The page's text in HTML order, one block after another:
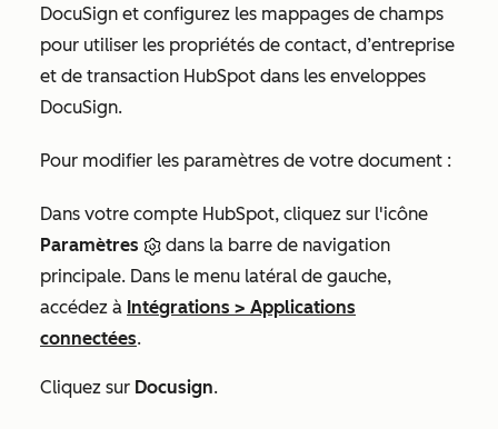
DocuSign et configurez les mappages de champs
pour utiliser les propriétés de contact, d’entreprise
et de transaction HubSpot dans les enveloppes
DocuSign.
Pour modifier les paramètres de votre document :
Dans votre compte HubSpot, cliquez sur l'icône
Paramètres
dans la barre de navigation
principale. Dans le menu latéral de gauche,
accédez à Intégrations > Applications
connectées.
Cliquez sur Docusign.